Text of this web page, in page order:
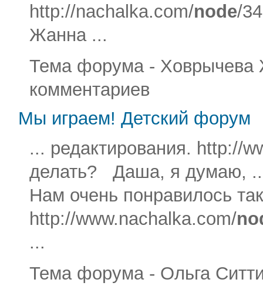
http://nachalka.com/node/
Жанна ...
Тема форума - Ховрычева
комментариев
Мы играем! Детский форум
... редактирования. http://
делать? Даша, я думаю,
Нам очень понравилось
http://www.nachalka.com/
...
Тема форума - Ольга